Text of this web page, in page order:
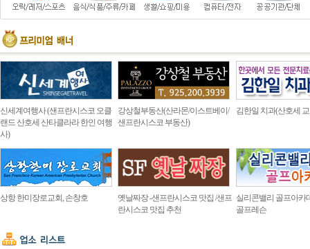
신세계여행사 (샌프란시스코 오클
랜드 산호세 산타클라라 한인 여행
사)
강상철부동산(산라몬/이스트베이/
샌프란시스코 부동산)
김한일 치과(산호세
상항 한미장로교회, 손창호
옛날짜장 -샌프란시스코 맛집 /샌프
란시스코 맛집 추천
실리콘밸리 골프아카
골프레슨